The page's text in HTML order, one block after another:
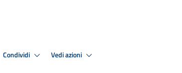
Condividi Vedi azioni